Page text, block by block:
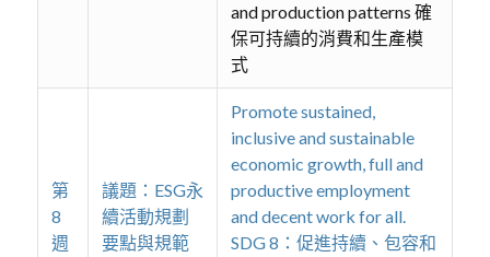
and production patterns 確
保可持續的消費和生產模
式
第
8
週
議題：ESG永
續活動規劃
要點與規範
Promote sustained,
inclusive and sustainable
economic growth, full and
productive employment
and decent work for all.
SDG 8：促進持續、包容和